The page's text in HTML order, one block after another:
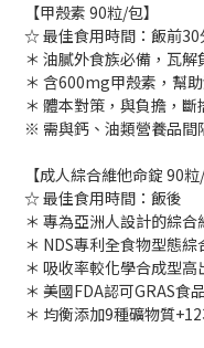
【甲殼素 90粒/包】
☆ 最佳食用時間：飯前30
＊ 油膩外食族必備，瓦解
＊ 含600mg甲殼素，幫
＊ 體本對策，與負擔，斷
※ 需與鈣、油類營養品間
【成人綜合維他命錠 90粒/
☆ 最佳食用時間：飯後
＊ 專為亞洲人設計的綜合
＊ NDS專利全食物型態綜
＊ 吸收率較化學合成型高
＊ 美國FDA認可GRAS食
＊ 均衡添加9種礦物質